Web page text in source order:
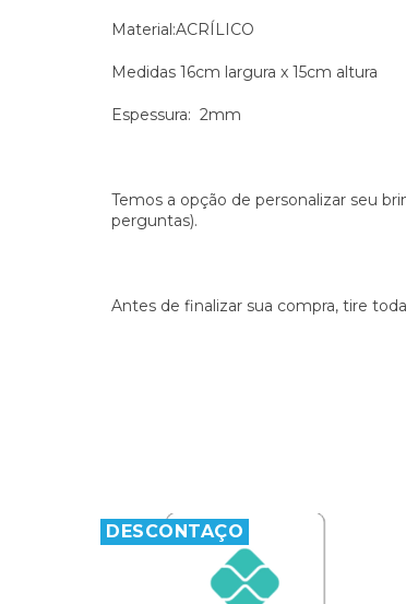
Material:ACRÍLICO
Medidas 16cm largura x 15cm altura
Espessura: 2mm
Temos a opção de personalizar seu
perguntas).
Antes de finalizar sua compra, tire
DESCONTAÇO